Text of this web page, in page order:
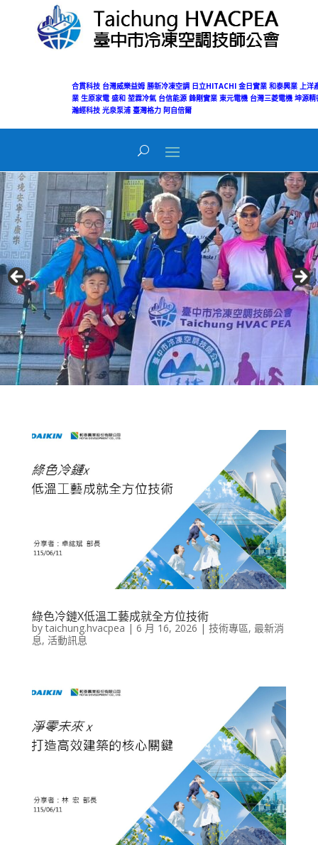
合貫科技 台灣威樂益姆 勝新冷凍空調 日立HITACHI 金日實業 和泰興業
上洋
業 生原家電 盛和 堃霖冷氣 台信能源 鋒剛實業 東元電機 台灣三菱電機 坤源精
瀚經科技 光泉泵浦 臺灣格力 阿自倍爾
Today's Views:
Total Views:50,078
綠色冷鏈X低溫工藝成就全方位技術
bytaichung.hvacpea | 6 月 16, 2026 | 技術專區, 最新消
息, 活動訊息